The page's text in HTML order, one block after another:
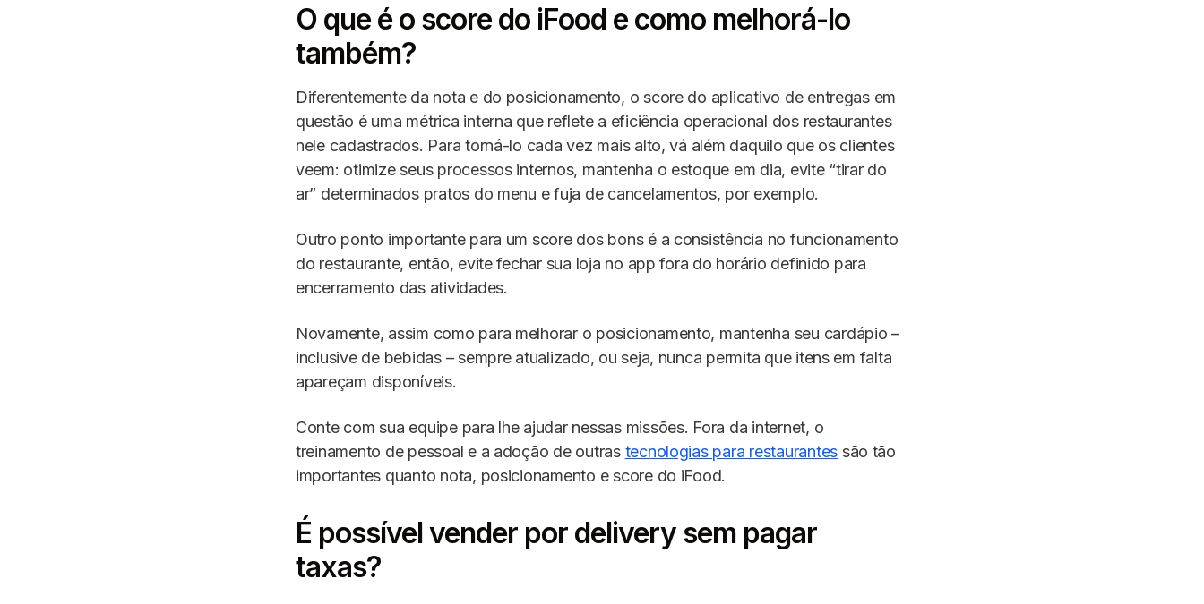
O que é o score do iFood e como melhorá-lo
também?
Diferentemente da nota e do posicionamento, o score do aplicativo de entregas em
questão é uma métrica interna que reflete a eficiência operacional dos restaurantes
nele cadastrados. Para torná-lo cada vez mais alto, vá além daquilo que os clientes
veem: otimize seus processos internos, mantenha o estoque em dia, evite “tirar do
ar” determinados pratos do menu e fuja de cancelamentos, por exemplo.
Outro ponto importante para um score dos bons é a consistência no funcionamento
do restaurante, então, evite fechar sua loja no app fora do horário definido para
encerramento das atividades.
Novamente, assim como para melhorar o posicionamento, mantenha seu cardápio –
inclusive de bebidas – sempre atualizado, ou seja, nunca permita que itens em falta
apareçam disponíveis.
Conte com sua equipe para lhe ajudar nessas missões. Fora da internet, o
treinamento de pessoal e a adoção de outras tecnologias para restaurantes são tão
importantes quanto nota, posicionamento e score do iFood.
É possível vender por delivery sem pagar
taxas?